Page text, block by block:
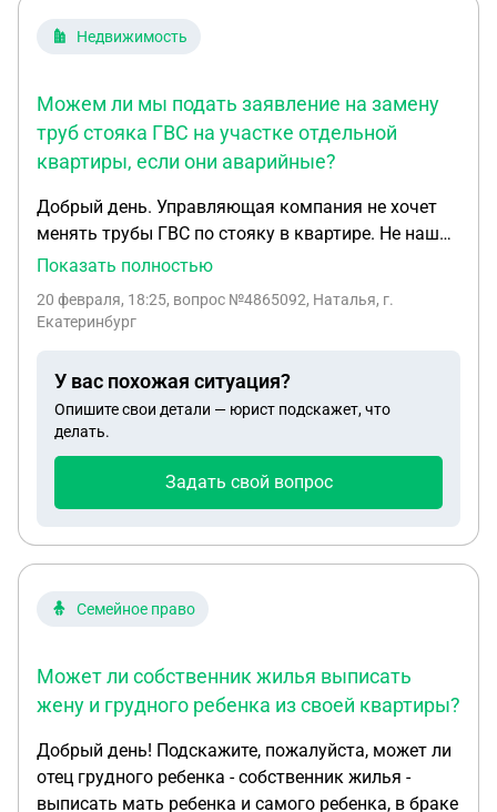
Недвижимость
Можем ли мы подать заявление на замену
труб стояка ГВС на участке отдельной
квартиры, если они аварийные?
Добрый день. Управляющая компания не хочет
менять трубы ГВС по стояку в квартире. Не нашла
ни где нормы замена трубы в квартире. т.е. это
делать. Трубы находятся в аварийном состоянии,
собирается. А только хочет поднять стоимость за
обслуживание. Можем ли мы подать заявление на
замену труб стояка ГВС на участке отдельной
квартиры, если они аварийные? для нас не
принципиально, чтобы делали капремонт всех
чтобы в их квартире стояк поменяли.
Показать полностью
20 февраля, 18:25, вопрос №4865092, Наталья, г.
Екатеринбург
У вас похожая ситуация?
Опишите свои детали — юрист подскажет, что
делать.
Задать свой вопрос
Семейное право
Может ли собственник жилья выписать
жену и грудного ребенка из своей квартиры?
Добрый день! Подскажите, пожалуйста, может ли
отец грудного ребенка - собственник жилья -
выписать мать ребенка и самого ребенка, в браке